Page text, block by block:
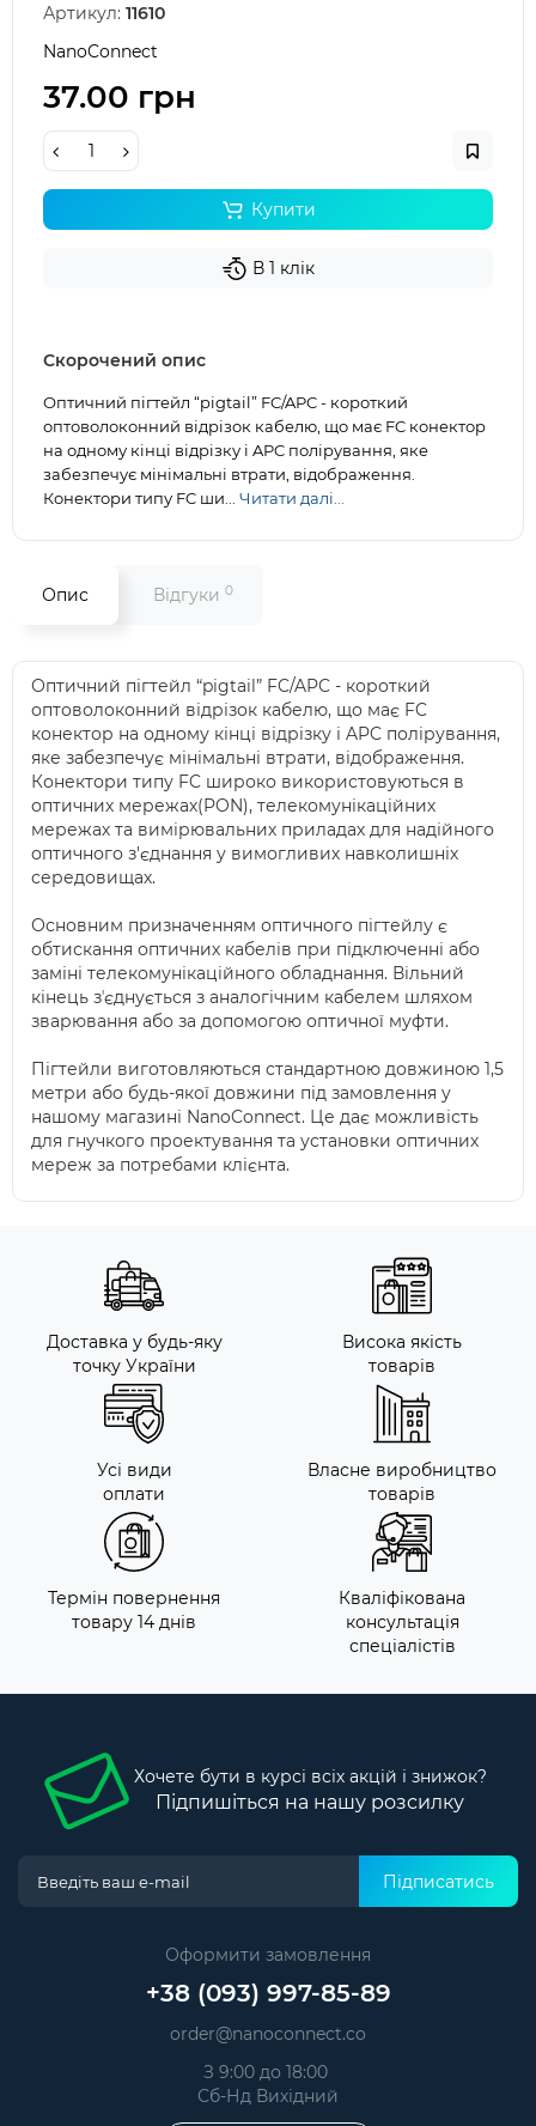
Артикул: 11610
NanoConnect
37.00 грн
Купити
В 1 клік
Скорочений опис
Оптичний пігтейл “pigtail” FC/APC - короткий
оптоволоконний відрізок кабелю, що має FC конектор
на одному кінці відрізку і APC полірування, яке
забезпечує мінімальні втрати, відображення.
Конектори типу FC ши... Читати далі...
Опис Відгуки 0
Оптичний пігтейл “pigtail” FC/APC - короткий
оптоволоконний відрізок кабелю, що має FC
конектор на одному кінці відрізку і APC полірування,
яке забезпечує мінімальні втрати, відображення.
Конектори типу FC широко використовуються в
оптичних мережах(PON), телекомунікаційних
мережах та вимірювальних приладах для надійного
оптичного з'єднання у вимогливих навколишніх
середовищах.
Основним призначенням оптичного пігтейлу є
обтискання оптичних кабелів при підключенні або
заміні телекомунікаційного обладнання. Вільний
кінець зʼєднується з аналогічним кабелем шляхом
зварювання або за допомогою оптичної муфти.
Пігтейли виготовляються стандартною довжиною 1,5
метри або будь-якої довжини під замовлення у
нашому магазині NanoConnect. Це дає можливість
для гнучкого проектування та установки оптичних
мереж за потребами клієнта.
Доставка у будь-яку
точку України
Висока якість
товарів
Усі види
оплати
Власне виробництво
товарів
Термін повернення
товару 14 днів
Кваліфікована
консультація
спеціалістів
Хочете бути в курсі всіх акцій і знижок?
Підпишіться на нашу розсилку
Підписатись
Оформити замовлення
+38 (093) 997-85-89
order@nanoconnect.co
З 9:00 до 18:00
Сб-Нд Вихідний